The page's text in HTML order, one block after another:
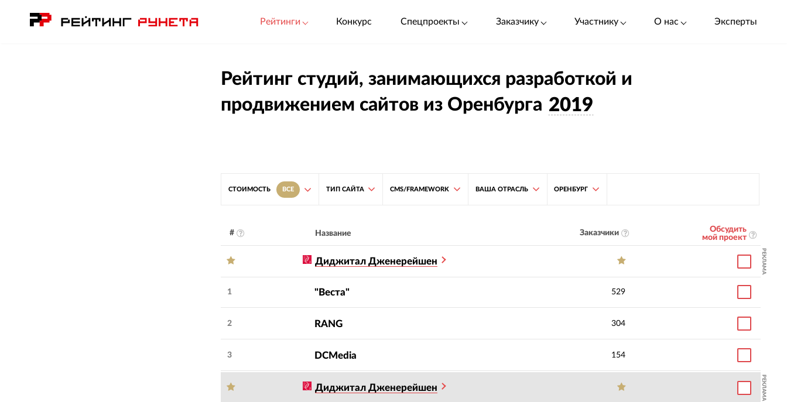
Рейтинги Конкурс Спецпроекты Заказчику Участнику О нас Эксперты
Рейтинг студий, занимающихся разработкой и
продвижением сайтов из Оренбурга 2019
СТОИМОСТЬ ВСЕ ТИП САЙТА CMS/FRAMEWORK ВАША ОТРАСЛЬ ОРЕНБУРГ
# Название Заказчики
Обсудить
мой проект
Диджитал Дженерейшен РЕКЛАМА
1 "Веста" 529
2 RANG 304
3 DCMedia 154
Диджитал Дженерейшен РЕКЛАМА